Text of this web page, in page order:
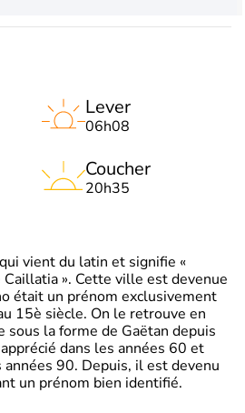
Lever
06h08
Coucher
20h35
vient du latin et signifie «
». Cette ville est devenue
était un prénom exclusivement
15è siècle. On le retrouve en
sous la forme de Gaëtan depuis
dans les années 60 et
90. Depuis, il est devenu
un prénom bien identifié.